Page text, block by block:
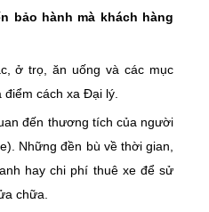
bảo hành mà khách hàng
ở trọ, ăn uống và các mục
cách xa Đại lý.
đến thương tích của người
Những đền bù về thời gian,
hay chi phí thuê xe để sử
chữa.